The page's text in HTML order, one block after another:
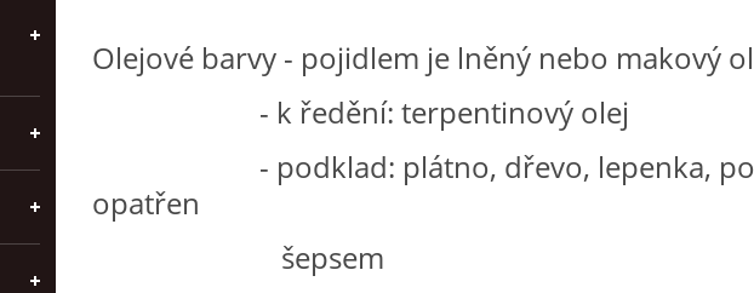
Olejové barvy - pojidlem je lněný nebo makový
- k ředění: terpentinový olej
- podklad: plátno, dřevo, lepenka,
opatřen
šepsem